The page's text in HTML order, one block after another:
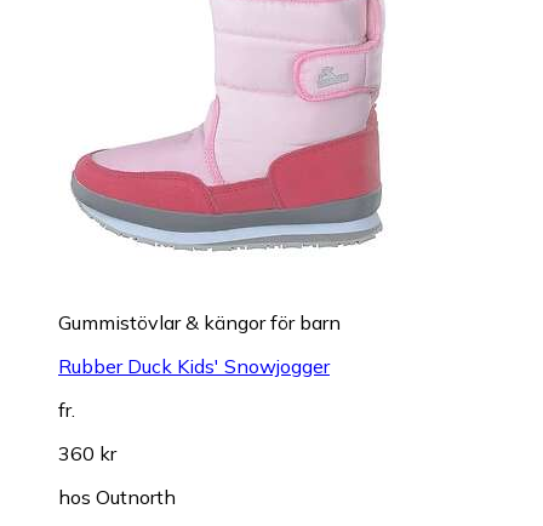
Gummistövlar & kängor för barn
Rubber Duck Kids' Snowjogger
fr.
360 kr
hos Outnorth